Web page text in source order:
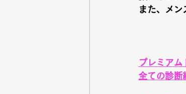
また、メン
プレミアム
全ての診断